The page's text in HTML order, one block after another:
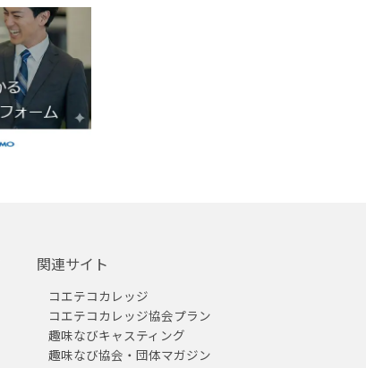
関連サイト
コエテコカレッジ
コエテコカレッジ協会プラン
趣味なびキャスティング
趣味なび協会・団体マガジン